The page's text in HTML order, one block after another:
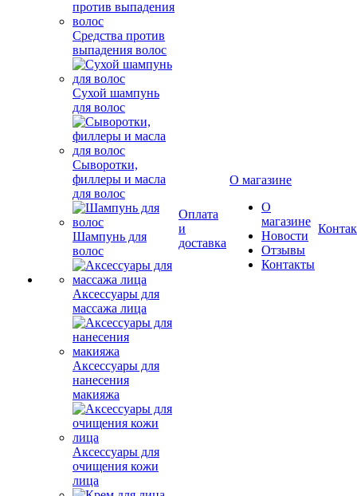
Средства против
выпадения волос
Сухой шампунь
для волос
Сыворотки,
филлеры и масла
для волос
Шампунь для
волос
Аксессуары для
массажа лица
Аксессуары для
нанесения
макияжа
Аксессуары для
очищения кожи
лица
Оплата
и
доставка
О магазине
О
магазине
Новости
Отзывы
Контакты